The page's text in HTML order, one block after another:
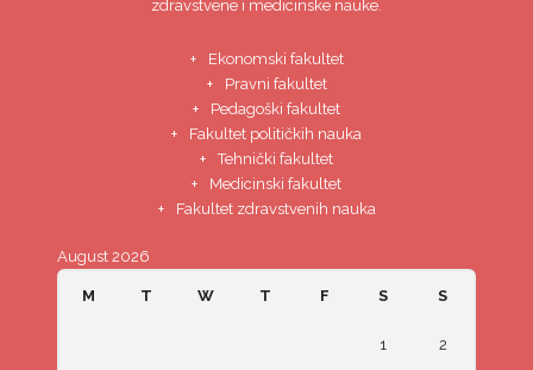
zdravstvene i medicinske nauke.
Ekonomski fakultet
Pravni fakultet
Pedagoški fakultet
Fakultet političkih nauka
Tehnički fakultet
Medicinski fakultet
Fakultet zdravstvenih nauka
August 2026
M T W T F S S
1 2